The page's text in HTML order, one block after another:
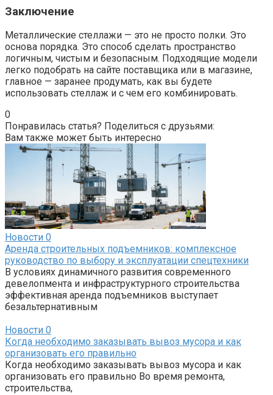
Заключение
Металлические стеллажи — это не просто полки. Это
основа порядка. Это способ сделать пространство
логичным, чистым и безопасным. Подходящие модели
легко подобрать на сайте поставщика или в магазине,
главное — заранее продумать, как вы будете
использовать стеллаж и с чем его комбинировать.
0
Понравилась статья? Поделиться с друзьями:
Вам также может быть интересно
Новости 0
Аренда строительных подъемников: комплексное
руководство по выбору и эксплуатации спецтехники
В условиях динамичного развития современного
девелопмента и инфраструктурного строительства
эффективная аренда подъемников выступает
безальтернативным
Новости 0
Когда необходимо заказывать вывоз мусора и как
организовать его правильно
Когда необходимо заказывать вывоз мусора и как
организовать его правильно Во время ремонта,
строительства,